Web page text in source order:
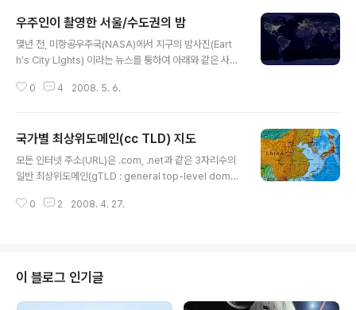
우주인이 촬영한 서울/수도권의 밤
몇년 전, 미항공우주국(NASA)에서 지구의 밤사진(Eart
h's City LIghts) 이라는 뉴스를 통하여 아래와 같은 사진
를 소비하는 지를 표시한 사진으로서, DMSP (Defense
합니다. 그냥 딱 보면, 사람이 많이 살고 있는 곳은 밝게 나
타난다는 것을 아실 수 있습니다. 단, 이 사진은 인구를 반
영하는 것이 아니라, 도시화 정도를 반영하는 것입니다. 중
니다. 특히, 북한 지역을 보면 완전히 깜깜합니다. 도시화가
0 4 2008. 5. 6.
국가별 최상위도메인(cc TLD) 지도
모든 인터넷 주소(URL)은 .com, .net과 같은 3자리수의
일반 최상위도메인(gTLD : general top-level domai
: country code top-level domains)으로 끝납니다.
지도에 ccTLD를 함께 표기한 지도입니다. 아래는 우리나
라지도 인근만 표시한 것인데, 세계지도를 보시려면 여기
(4080x2040)를 눌러보시면 됩니다. 참고로, 이 지도 좌
0 2 2008. 4. 27.
이 블로그 인기글